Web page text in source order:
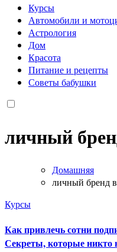
Курсы
Автомобили и
Астрология
Дом
Красота
Питание и рецепты
Советы бабушки
личный
Домашняя
личный
Курсы
Как привлечь сотни
Секреты, которые никто